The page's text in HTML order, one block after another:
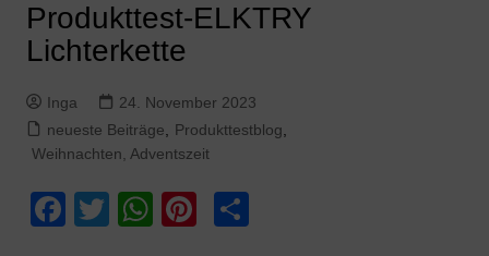
Produkttest-ELKTRY
Lichterkette
Inga
24. November 2023
neueste Beiträge
Produkttestblog
Weihnachten, Adventszeit
F T W Pi T